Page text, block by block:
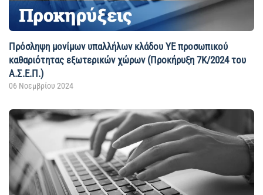
Πρόσληψη μονίμων υπαλλήλων κλάδου ΥΕ προσωπικού
καθαριότητας εξωτερικών χώρων (Προκήρυξη 7Κ/2024 του
Α.Σ.Ε.Π.)
06 Νοεμβρίου 2024